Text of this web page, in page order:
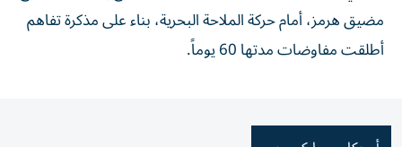
مضيق هرمز، أمام حركة الملاحة البحرية، بناء على مذكرة تفاهم
أطلقت مفاوضات مدتها 60 يوماً.